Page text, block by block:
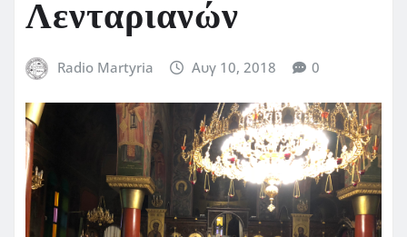
Λενταριανών
Radio Martyria Αυγ 10, 2018 0